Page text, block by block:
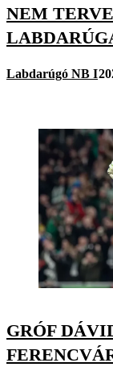
NEM
Labdarúgó NB I
GRÓF